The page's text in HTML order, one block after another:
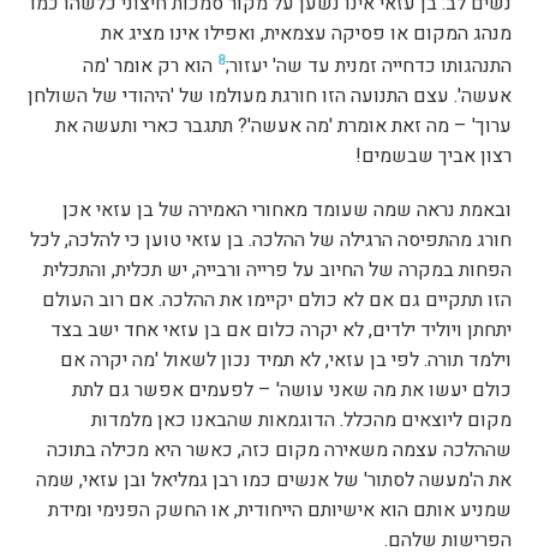
מנהג המקום או פסיקה עצמאית, ואפילו אינו מציג את
התנהגותו כדחייה זמנית עד שה' יעזור;8 הוא רק אומר 'מה
אעשה'. עצם התנועה הזו חורגת מעולמו של 'היהודי של השולחן
ערוך' – מה זאת אומרת 'מה אעשה'? תתגבר כארי ותעשה את
רצון אביך שבשמים!
ובאמת נראה שמה שעומד מאחורי האמירה של בן עזאי אכן
חורג מהתפיסה הרגילה של ההלכה. בן עזאי טוען כי להלכה, לכל
הפחות במקרה של החיוב על פרייה ורבייה, יש תכלית, והתכלית
הזו תתקיים גם אם לא כולם יקיימו את ההלכה. אם רוב העולם
יתחתן ויוליד ילדים, לא יקרה כלום אם בן עזאי אחד ישב בצד
וילמד תורה. לפי בן עזאי, לא תמיד נכון לשאול 'מה יקרה אם
כולם יעשו את מה שאני עושה' – לפעמים אפשר גם לתת
מקום ליוצאים מהכלל. הדוגמאות שהבאנו כאן מלמדות
שההלכה עצמה משאירה מקום כזה, כאשר היא מכילה בתוכה
את ה'מעשה לסתור' של אנשים כמו רבן גמליאל ובן עזאי, שמה
שמניע אותם הוא אישיותם הייחודית, או החשק הפנימי ומידת
הפרישות שלהם.